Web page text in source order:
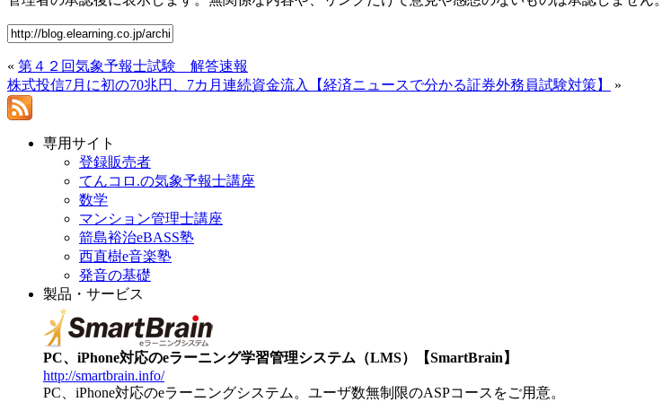
« 第４２回気象予報士試験 解答速報
株式投信7月に初の70兆円、7カ月連続資金流入【経済ニュースで分かる証券外務員試験対策】
»
専用サイト
登録販売者
てんコロ.の気象予報士講座
数学
マンション管理士講座
箭島裕治eBASS塾
西直樹e音楽塾
発音の基礎
製品・サービス
PC、iPhone対応のeラーニング学習管理システム（LMS）【SmartBrain】
http://smartbrain.info/
PC、iPhone対応のeラーニングシステム。ユーザ数無制限のASPコースをご用意。